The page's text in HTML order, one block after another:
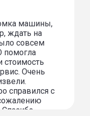
машины,
ждать на
совсем
помогла
стоимость
Очень
справился с